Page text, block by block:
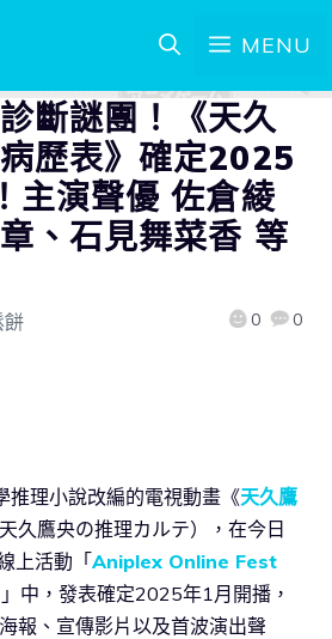
MENU
斷謎團！《天久
歷表》確定2025
主演聲優 佐倉綾
、石見舞菜香 等
餅 0 0
推理小說改編的電視動畫《天久鷹
久鷹央の推理カルテ），在今日
上活動「Aniplex Online Fest
」中，發表確定2025年1月開播，
報、宣傳影片以及首波演出聲